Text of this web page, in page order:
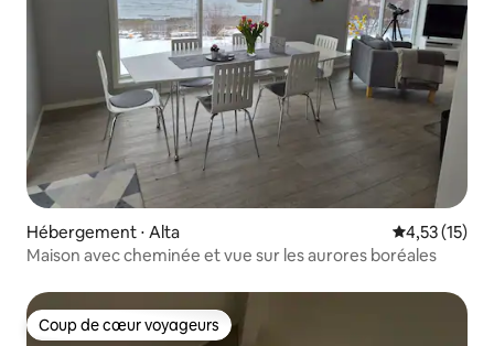
Hébergement ⋅ Alta Évaluation
4,53 (15)
Maison avec cheminée et vue sur les aurores boréales
Coup de cœur voyageurs
Coup de cœur voyageurs